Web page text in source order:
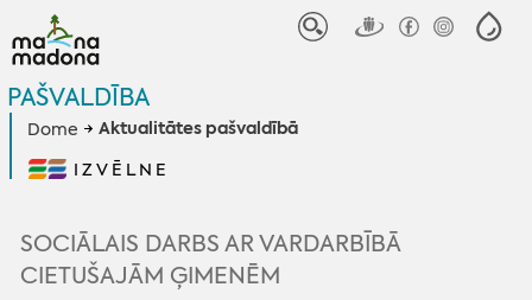
PAŠVALDĪBA
Dome Aktualitātes pašvaldībā
IZVĒLNE
SOCIĀLAIS DARBS AR VARDARBĪBĀ
CIETUŠAJĀM ĢIMENĒM